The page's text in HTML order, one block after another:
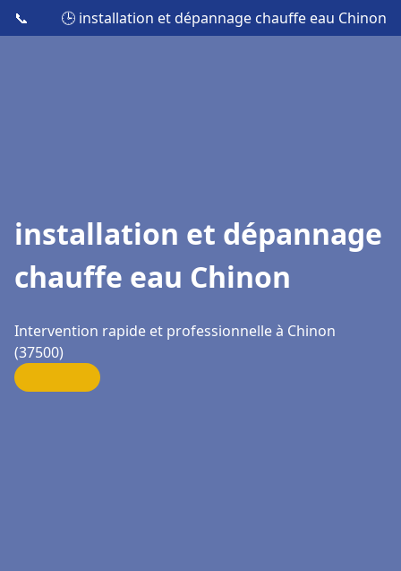
📞 🕒 installation et dépannage chauffe eau Chinon
installation et dépannage
chauffe eau Chinon
Intervention rapide et professionnelle à Chinon
(37500)